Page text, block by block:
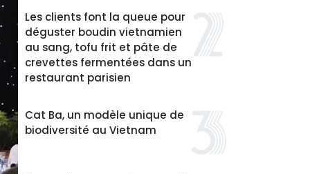
Les clients font la queue pour
déguster boudin vietnamien
au sang, tofu frit et pâte de
crevettes fermentées dans un
restaurant parisien
Cat Ba, un modèle unique de
biodiversité au Vietnam